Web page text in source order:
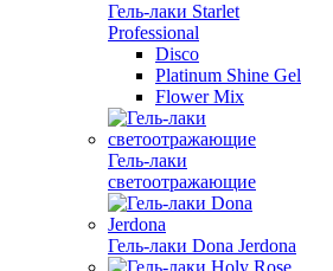
Гель-лаки Starlet
Professional
Disco
Platinum Shine Gel
Flower Mix
Гель-лаки
светоотражающие
Гель-лаки Dona Jerdona